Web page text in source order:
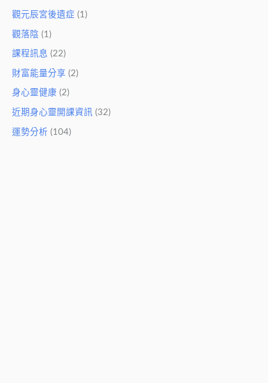
觀元辰宮後遺症 (1)
觀落陰 (1)
課程訊息 (22)
財富能量分享 (2)
身心靈健康 (2)
近期身心靈開課資訊 (32)
運勢分析 (104)